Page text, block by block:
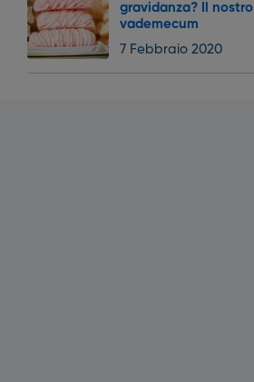
gravidanza? Il nostro
vademecum
7 Febbraio 2020